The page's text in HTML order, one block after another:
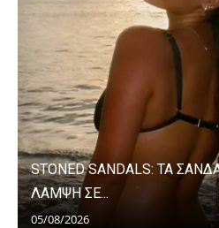
STONED SANDALS: ΤΑ
ΛΑΜΨΗ ΣΕ...
05/08/2026